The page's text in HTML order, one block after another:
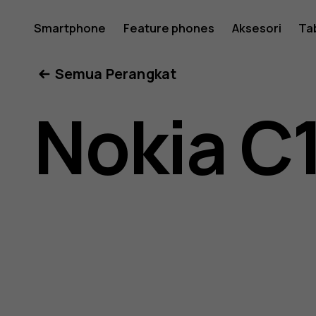
Buku
petunjuk
Nokia
Smartphone Feature phones Aksesori
Semua Perangkat
Nokia C1